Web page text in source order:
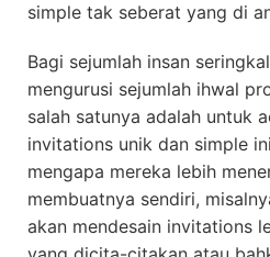
simple tak seberat yang di
Bagi sejumlah insan
mengurusi sejumlah ihwal
salah satunya adalah untuk
invitations unik dan simple
mengapa mereka lebih
membuatnya sendiri,
akan mendesain invitations